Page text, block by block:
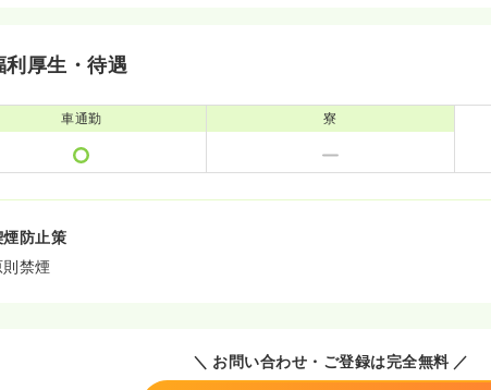
利厚生・待遇
車通勤 寮
防止策
禁煙
＼ お問い合わせ・ご登録は完全無料 ／